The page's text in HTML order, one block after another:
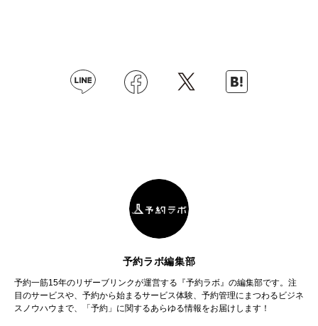
予約ラボ編集部
予約一筋15年のリザーブリンクが運営する『予約ラボ』の編集部です。注
目のサービスや、予約から始まるサービス体験、予約管理にまつわるビジネ
スノウハウまで、「予約」に関するあらゆる情報をお届けします！